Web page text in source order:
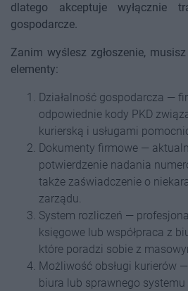
dlatego akceptuje wyłącznie
gospodarcze.
Zanim wyślesz zgłoszenie,
elementy:
Działalność gospodarcza —
odpowiednie kody PKD
kurierską i usługami
Dokumenty firmowe —
potwierdzenie nadania
także zaświadczenie o
zarządu.
System rozliczeń —
księgowe lub współpraca z
które poradzi sobie z
Możliwość obsługi kurierów
biura lub sprawnego